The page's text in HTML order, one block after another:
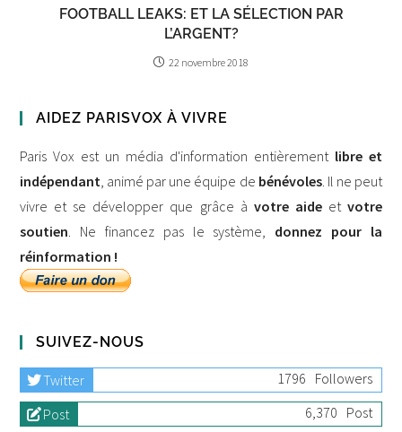
FOOTBALL LEAKS: ET LA SÉLECTION PAR
L’ARGENT?
22 novembre 2018
AIDEZ PARISVOX À VIVRE
Paris Vox est un média d'information entièrement libre et
indépendant, animé par une équipe de bénévoles. Il ne peut
vivre et se développer que grâce à votre aideet votre
soutien. Ne financez pas le système, donnez pour la
réinformation !
SUIVEZ-NOUS
Twitter 1796 Followers
Post
6,370 Post